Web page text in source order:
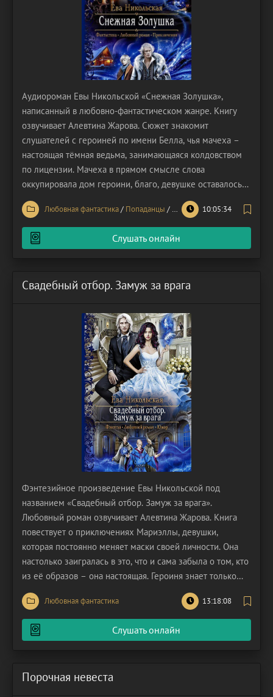
Аудиороман Евы Никольской «Снежная Золушка»,
написанный в любовно-фантастическом жанре. Книгу
озвучивает Алевтина Жарова. Сюжет знакомит
слушателей с героиней по имени Белла, чья мачеха –
настоящая тёмная ведьма, занимающаяся колдовством
по лицензии. Мачеха в прямом смысле слова
оккупировала дом героини, благо, девушке оставалось
выдержать всего годик до совершеннолетия, чтобы
наконец выбраться из-под опеки и покинуть отчий дом.
Однако ведьма решила с выгодой выдать замуж свою
падчерицу. Отец
Любовная фантастика/ Попаданцы / Фэнтези 10:05:34
Слушать онлайн
Свадебный отбор. Замуж за врага
Фэнтезийное произведение Евы Никольской под
названием «Свадебный отбор. Замуж за врага».
Любовный роман озвучивает Алевтина Жарова. Книга
повествует о приключениях Мариэллы, девушки,
которая постоянно меняет маски своей личности. Она
настолько заигралась в это, что и сама забыла о том, кто
из её образов – она настоящая. Героиня знает только
одно наверняка: её заклятый враг – Северьян Вельский,
профессиональный охотник за головами. На счету этого
мага сотни голов преступников, среди которых
Любовная фантастика 13:18:08
Слушать онлайн
Порочная невеста